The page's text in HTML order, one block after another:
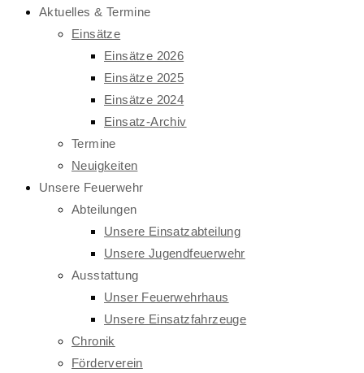
Aktuelles & Termine
Einsätze
Einsätze 2026
Einsätze 2025
Einsätze 2024
Einsatz-Archiv
Termine
Neuigkeiten
Unsere Feuerwehr
Abteilungen
Unsere Einsatzabteilung
Unsere Jugendfeuerwehr
Ausstattung
Unser Feuerwehrhaus
Unsere Einsatzfahrzeuge
Chronik
Förderverein